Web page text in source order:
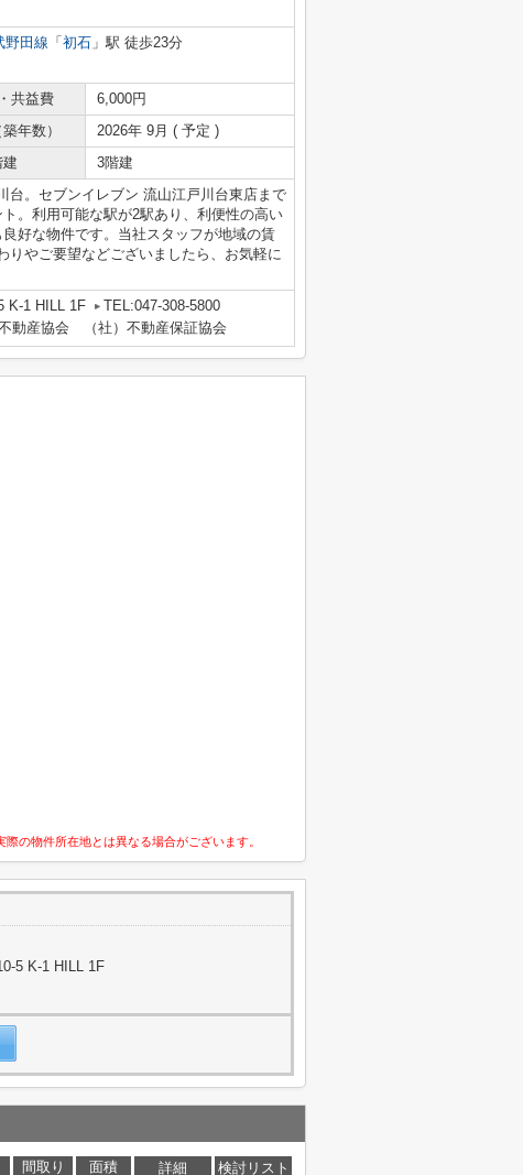
野田線 「 初石 」駅 徒歩23分
共益費
6,000円
年数）
2026年 9月 ( 予定 )
建 3階建
台。セブンイレブン 流山江戸川台東店まで
。利用可能な駅が2駅あり、利便性の高い
好な物件です。当社スタッフが地域の賃
りやご要望などございましたら、お気軽に
K-1 HILL 1F
TEL:047-308-5800
動産協会 （社）不動産保証協会
の物件所在地とは異なる場合がございます。
5 K-1 HILL 1F
間取り 面積 詳細
検討リスト